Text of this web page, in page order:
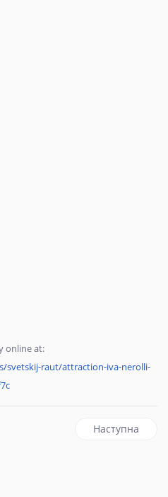
online at:
svetskij-raut/attraction-iva-nerolli-
наступна
Наступна